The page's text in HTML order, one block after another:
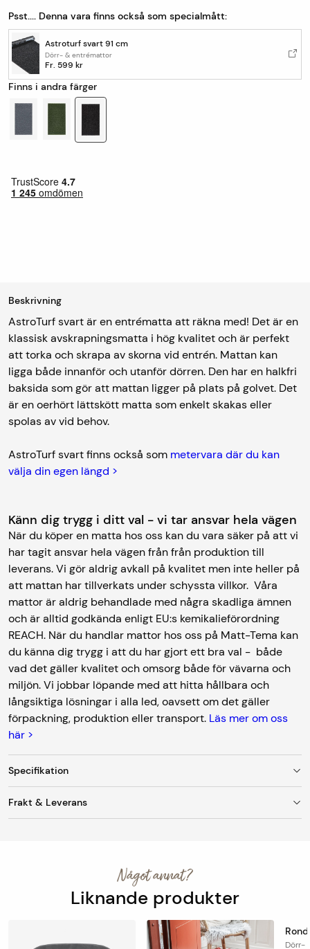
Psst.... Denna vara finns också som specialmått:
Astroturf svart 91 cm
Dörr- & entrémattor
Fr. 599 kr
Finns i andra färger
Beskrivning
AstroTurf svart är en entrématta att räkna med! Det är en
klassisk avskrapningsmatta i hög kvalitet och är perfekt
att torka och skrapa av skorna vid entrén. Mattan kan
ligga både innanför och utanför dörren. Den har en halkfri
baksida som gör att mattan ligger på plats på golvet. Det
är en oerhört lättskött matta som enkelt skakas eller
spolas av vid behov.
AstroTurf svart finns också som metervara där du kan
välja din egen längd >
Känn dig trygg i ditt val - vi tar ansvar hela vägen
När du köper en matta hos oss kan du vara säker på att vi
har tagit ansvar hela vägen från från produktion till
leverans. Vi gör aldrig avkall på kvalitet men inte heller på
att mattan har tillverkats under schyssta villkor. Våra
mattor är aldrig behandlade med några skadliga ämnen
och är alltid godkända enligt EU:s kemikalieförordning
REACH. När du handlar mattor hos oss på Matt-Tema kan
du känna dig trygg i att du har gjort ett bra val - både
vad det gäller kvalitet och omsorg både för vävarna och
miljön. Vi jobbar löpande med att hitta hållbara och
långsiktiga lösningar i alla led, oavsett om det gäller
förpackning, produktion eller transport. Läs mer om oss
här >
Specifikation
Färg
ca 20 mm
Polyeten
utomhus
Frakt & Leverans
cm skickas som standard till DHL Servicepoint
(utlämningsställe/ombud).
Mattor med bredd över 150 cm skickas till hemadressen.
Fraktkostnad för hemleverans är 299 kr. Vi rullar alltid
Något annat?
Liknande produkter
Dörr-